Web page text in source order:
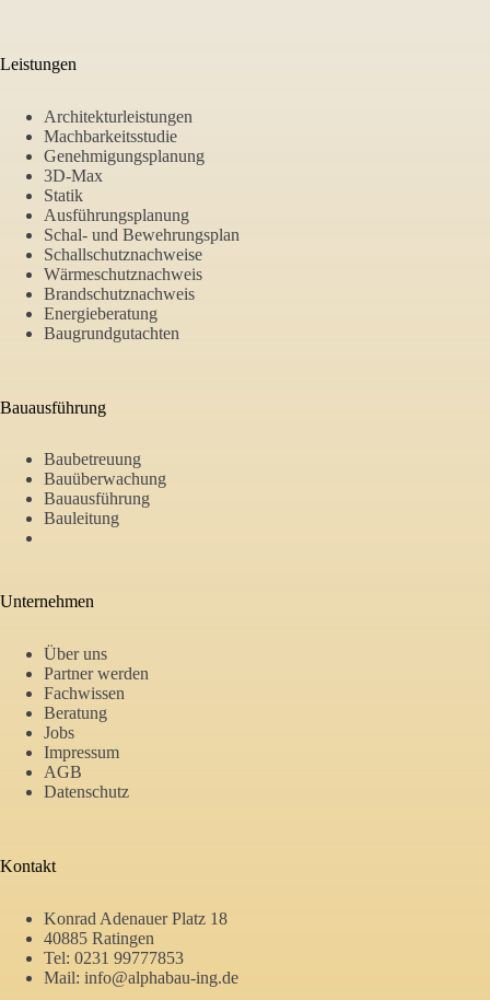
Leistungen
Architekturleistungen
Machbarkeitsstudie
Genehmigungsplanung
3D-Max
Statik
Ausführungsplanung
Schal- und Bewehrungsplan
Schallschutznachweise
Wärmeschutznachweis
Brandschutznachweis
Energieberatung
Baugrundgutachten
Bauausführung
Baubetreuung
Bauüberwachung
Bauausführung
Bauleitung
Unternehmen
Über uns
Partner werden
Fachwissen
Beratung
Jobs
Impressum
AGB
Datenschutz
Kontakt
Konrad Adenauer Platz 18
40885 Ratingen
Tel: 0231 99777853
Mail: info@alphabau-ing.de